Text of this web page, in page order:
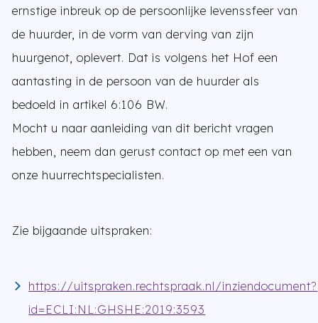
ernstige inbreuk op de persoonlijke levenssfeer van
de huurder, in de vorm van derving van zijn
huurgenot, oplevert. Dat is volgens het Hof een
aantasting in de persoon van de huurder als
bedoeld in artikel 6:106 BW.
Mocht u naar aanleiding van dit bericht vragen
hebben, neem dan gerust contact op met een van
onze huurrechtspecialisten.
Zie bijgaande uitspraken:
https://uitspraken.rechtspraak.nl/inziendocument?
id=ECLI:NL:GHSHE:2019:3593